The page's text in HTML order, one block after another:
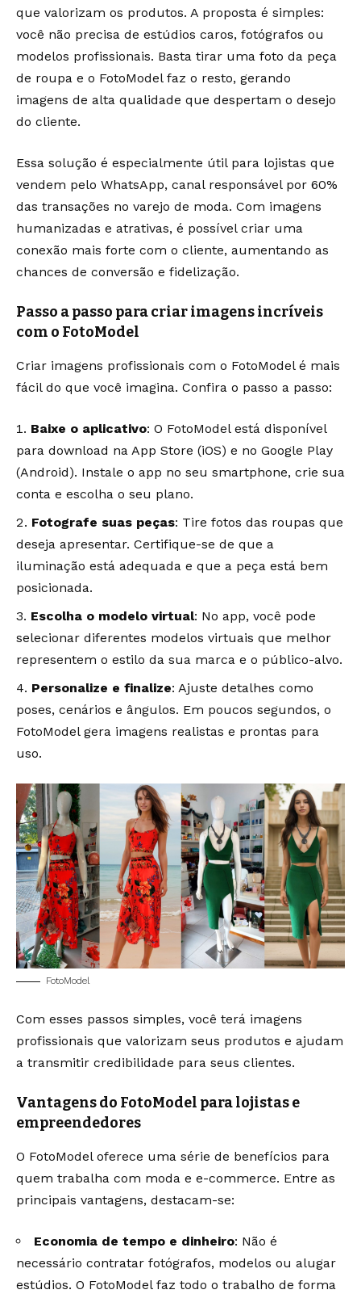
que valorizam os produtos. A proposta é simples:
você não precisa de estúdios caros, fotógrafos ou
modelos profissionais. Basta tirar uma foto da peça
de roupa e o FotoModel faz o resto, gerando
imagens de alta qualidade que despertam o desejo
do cliente.
Essa solução é especialmente útil para lojistas que
vendem pelo WhatsApp, canal responsável por 60%
das transações no varejo de moda. Com imagens
humanizadas e atrativas, é possível criar uma
conexão mais forte com o cliente, aumentando as
chances de conversão e fidelização.
Passo a passo para criar imagens incríveis
com o FotoModel
Criar imagens profissionais com o FotoModel é mais
fácil do que você imagina. Confira o passo a passo:
Baixe o aplicativo: O FotoModel está disponível
para download na App Store (iOS) e no Google Play
(Android). Instale o app no seu smartphone, crie sua
conta e escolha o seu plano.
Fotografe suas peças: Tire fotos das roupas que
deseja apresentar. Certifique-se de que a
iluminação está adequada e que a peça está bem
posicionada.
Escolha o modelo virtual: No app, você pode
selecionar diferentes modelos virtuais que melhor
representem o estilo da sua marca e o público-alvo.
Personalize e finalize: Ajuste detalhes como
poses, cenários e ângulos. Em poucos segundos, o
FotoModel gera imagens realistas e prontas para
uso.
FotoModel
Com esses passos simples, você terá imagens
profissionais que valorizam seus produtos e ajudam
a transmitir credibilidade para seus clientes.
Vantagens do FotoModel para lojistas e
empreendedores
O FotoModel oferece uma série de benefícios para
quem trabalha com moda e e-commerce. Entre as
principais vantagens, destacam-se:
Economia de tempo e dinheiro: Não é
necessário contratar fotógrafos, modelos ou alugar
estúdios. O FotoModel faz todo o trabalho de forma